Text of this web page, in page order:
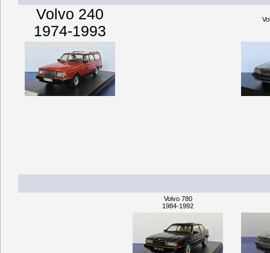
Volvo 240
1974-1993
Volvo 780
1984-1992